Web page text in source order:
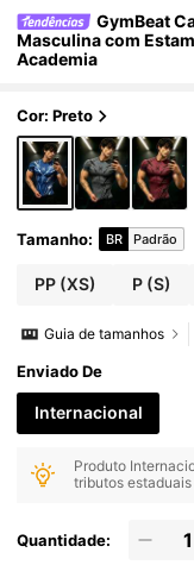
GymBeat
Masculina com
Academia
Cor: Preto
Tamanho: BR Padrão
PP(XS) P(S)
Guia de tamanhos
Enviado De
Internacional
Produto
tributos
Quantidade: